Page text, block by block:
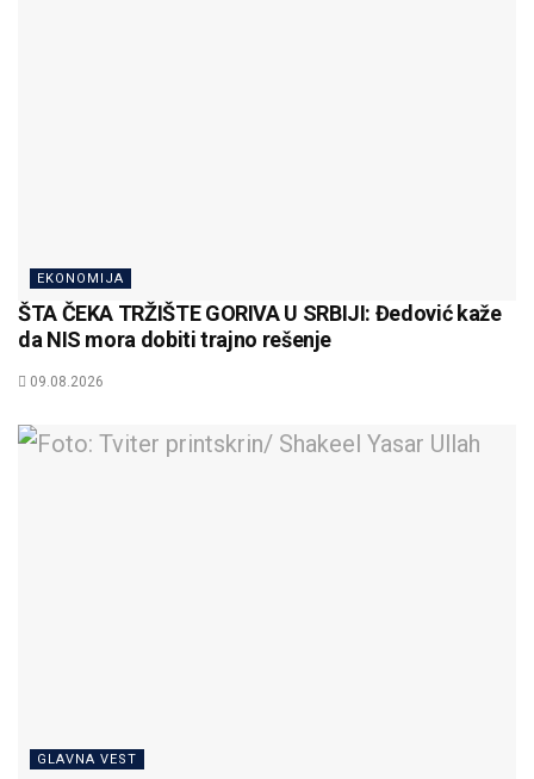
EKONOMIJA
ŠTA ČEKA TRŽIŠTE GORIVA U SRBIJI: Đedović kaže
da NIS mora dobiti trajno rešenje
09.08.2026
GLAVNA VEST